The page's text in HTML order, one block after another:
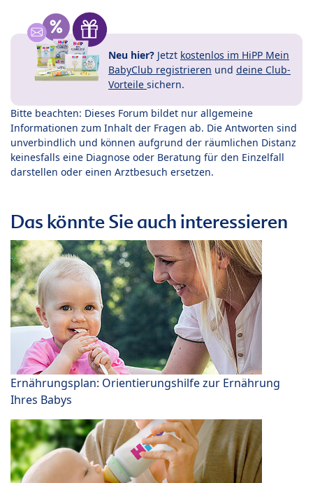
Neu hier? Jetzt kostenlos im HiPP Mein
BabyClub registrieren und deine Club-
Vorteile sichern.
Bitte beachten: Dieses Forum bildet nur allgemeine
Informationen zum Inhalt der Fragen ab. Die Antworten sind
unverbindlich und können aufgrund der räumlichen Distanz
keinesfalls eine Diagnose oder Beratung für den Einzelfall
darstellen oder einen Arztbesuch ersetzen.
Das könnte Sie auch interessieren
Ernährungsplan: Orientierungshilfe zur Ernährung
Ihres Babys